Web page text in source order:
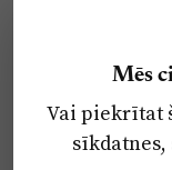
Privātuma politika
Ētikas kodekss
Mēs
Vai piekrītat
sīkdatnes,